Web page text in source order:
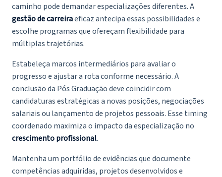
caminho pode demandar especializações diferentes. A
gestão de carreiraeficaz antecipa essas possibilidades e
escolhe programas que ofereçam flexibilidade para
múltiplas trajetórias.
Estabeleça marcos intermediários para avaliar o
progresso e ajustar a rota conforme necessário. A
conclusão da Pós Graduação deve coincidir com
candidaturas estratégicas a novas posições, negociações
salariais ou lançamento de projetos pessoais. Esse timing
coordenado maximiza o impacto da especialização no
crescimento profissional.
Mantenha um portfólio de evidências que documente
competências adquiridas, projetos desenvolvidos e